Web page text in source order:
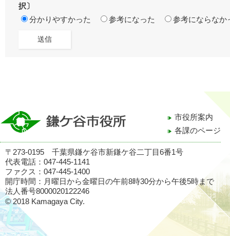
択〕
分かりやすかった
参考になった 参考にならなか
市役所案内
各課のページ
〒273-0195 千葉県鎌ケ谷市新鎌ケ谷二丁目6番1号
代表電話：047-445-1141
ファクス：047-445-1400
開庁時間：月曜日から金曜日の午前8時30分から午後5時まで
法人番号8000020122246
© 2018 Kamagaya City.